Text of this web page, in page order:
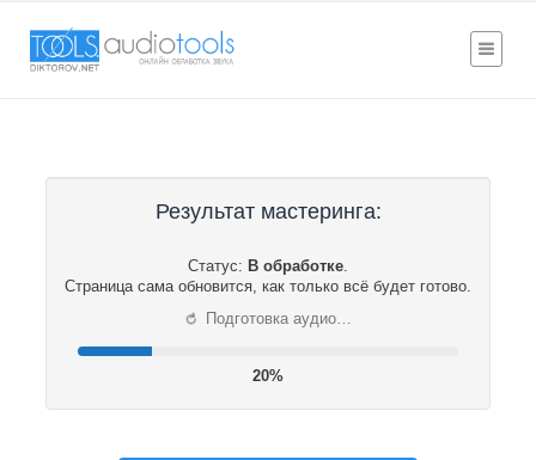
Результат мастеринга:
Статус: В обработке.
Страница сама обновится, как только всё будет готово.
⟳ Подготовка аудио…
21%